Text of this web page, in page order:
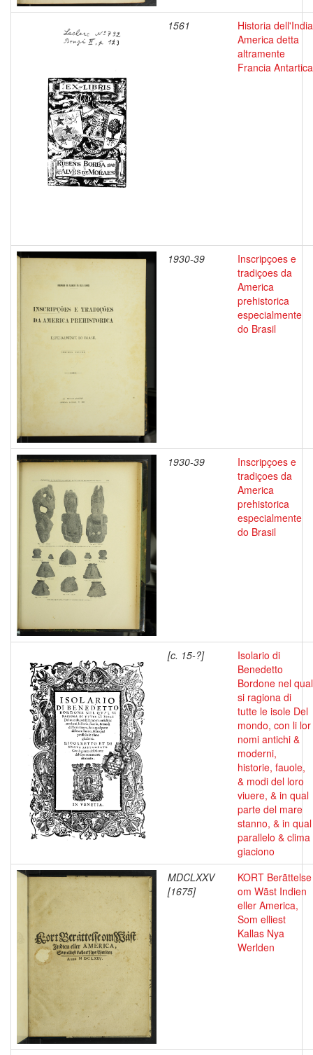
1561
Historia dell'India
America detta
altramente
Francia Antartica
1930-39
Inscripçoes e
tradiçoes da
America
prehistorica
especialmente
do Brasil
1930-39
Inscripçoes e
tradiçoes da
America
prehistorica
especialmente
do Brasil
[c. 15-?]
Isolario di
Benedetto
Bordone nel qual
si ragiona di
tutte le isole Del
mondo, con li lor
nomi antichi &
moderni,
historie, fauole,
& modi del loro
viuere, & in qual
parte del mare
stanno, & in qual
parallelo & clima
giaciono
MDCLXXV
[1675]
KORT Berãttelse
om Wãst Indien
eller America,
Som elliest
Kallas Nya
Werlden